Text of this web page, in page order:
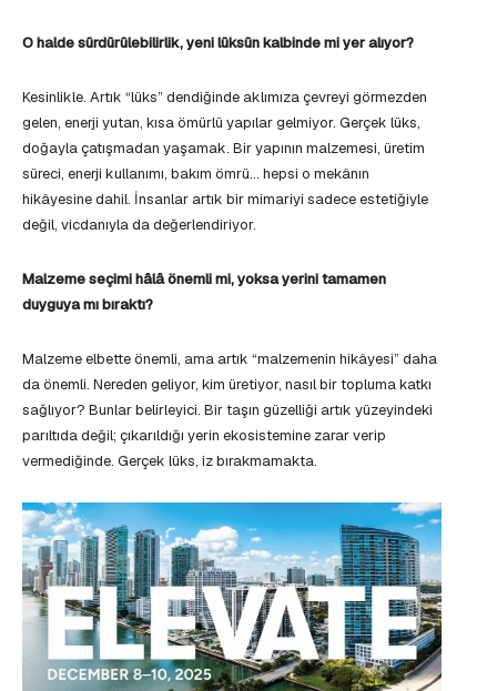
O halde sürdürülebilirlik, yeni lüksün kalbinde mi yer alıyor?
Kesinlikle. Artık “lüks” dendiğinde aklımıza çevreyi görmezden
gelen, enerji yutan, kısa ömürlü yapılar gelmiyor. Gerçek lüks,
doğayla çatışmadan yaşamak. Bir yapının malzemesi, üretim
süreci, enerji kullanımı, bakım ömrü… hepsi o mekânın
hikâyesine dahil. İnsanlar artık bir mimariyi sadece estetiğiyle
değil, vicdanıyla da değerlendiriyor.
Malzeme seçimi hâlâ önemli mi, yoksa yerini tamamen
duyguya mı bıraktı?
Malzeme elbette önemli, ama artık “malzemenin hikâyesi” daha
da önemli. Nereden geliyor, kim üretiyor, nasıl bir topluma katkı
sağlıyor? Bunlar belirleyici. Bir taşın güzelliği artık yüzeyindeki
parıltıda değil; çıkarıldığı yerin ekosistemine zarar verip
vermediğinde. Gerçek lüks, iz bırakmamakta.